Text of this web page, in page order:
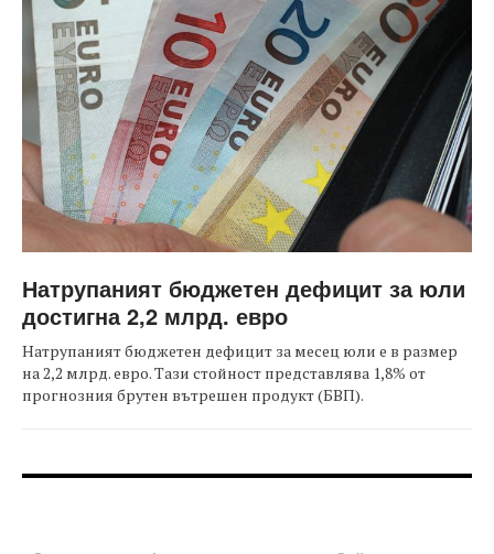
Натрупаният бюджетен дефицит за юли
достигна 2,2 млрд. евро
Натрупаният бюджетен дефицит за месец юли е в размер
на 2,2 млрд. евро. Тази стойност представлява 1,8% от
прогнозния брутен вътрешен продукт (БВП).